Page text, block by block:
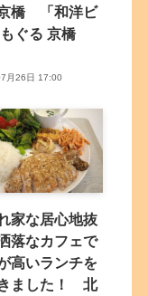
橋 「和洋ビ
ぐる 京橋
月26日 17:00
家な居心地抜
落なカフェで
高いランチを
ました！ 北